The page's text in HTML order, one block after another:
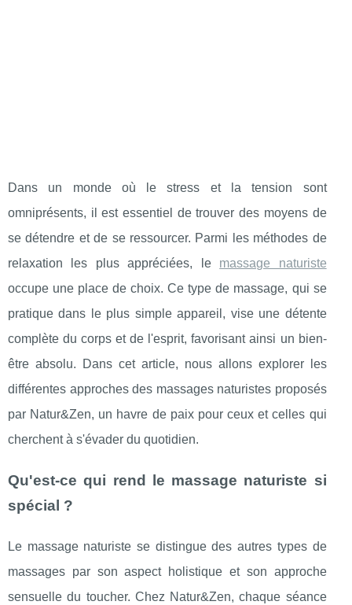
Dans un monde où le stress et la tension sont
omniprésents, il est essentiel de trouver des moyens de
se détendre et de se ressourcer. Parmi les méthodes de
relaxation les plus appréciées, le massage naturiste
occupe une place de choix. Ce type de massage, qui se
pratique dans le plus simple appareil, vise une détente
complète du corps et de l'esprit, favorisant ainsi un bien-
être absolu. Dans cet article, nous allons explorer les
différentes approches des massages naturistes proposés
par Natur&Zen, un havre de paix pour ceux et celles qui
cherchent à s'évader du quotidien.
Qu'est-ce qui rend le massage naturiste si
spécial ?
Le massage naturiste se distingue des autres types de
massages par son aspect holistique et son approche
sensuelle du toucher. Chez Natur&Zen, chaque séance